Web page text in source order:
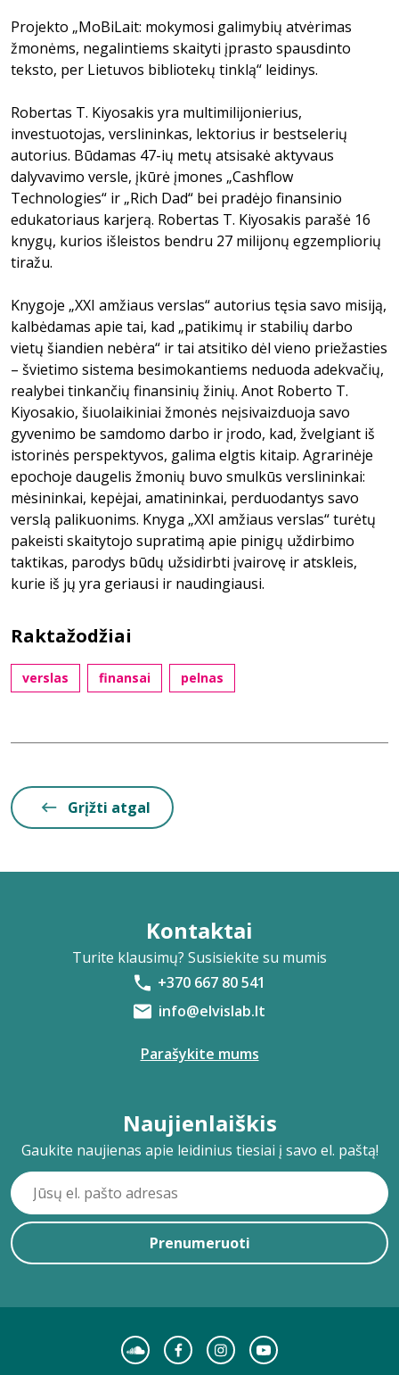
Projekto „MoBiLait: mokymosi galimybių atvėrimas
žmonėms, negalintiems skaityti įprasto spausdinto
teksto, per Lietuvos bibliotekų tinklą“ leidinys.
Robertas T. Kiyosakis yra multimilijonierius,
investuotojas, verslininkas, lektorius ir bestselerių
autorius. Būdamas 47-ių metų atsisakė aktyvaus
dalyvavimo versle, įkūrė įmones „Cashflow
Technologies“ ir „Rich Dad“ bei pradėjo finansinio
edukatoriaus karjerą. Robertas T. Kiyosakis parašė 16
knygų, kurios išleistos bendru 27 milijonų egzempliorių
tiražu.
Knygoje „XXI amžiaus verslas“ autorius tęsia savo misiją,
kalbėdamas apie tai, kad „patikimų ir stabilių darbo
vietų šiandien nebėra“ ir tai atsitiko dėl vieno priežasties
– švietimo sistema besimokantiems neduoda adekvačių,
realybei tinkančių finansinių žinių. Anot Roberto T.
Kiyosakio, šiuolaikiniai žmonės neįsivaizduoja savo
gyvenimo be samdomo darbo ir įrodo, kad, žvelgiant iš
istorinės perspektyvos, galima elgtis kitaip. Agrarinėje
epochoje daugelis žmonių buvo smulkūs verslininkai:
mėsininkai, kepėjai, amatininkai, perduodantys savo
verslą palikuonims. Knyga „XXI amžiaus verslas“ turėtų
pakeisti skaitytojo supratimą apie pinigų uždirbimo
taktikas, parodys būdų užsidirbti įvairovę ir atskleis,
kurie iš jų yra geriausi ir naudingiausi.
Raktažodžiai
verslas finansai pelnas
Grįžti atgal
Kontaktai
Turite klausimų? Susisiekite su mumis
+370 667 80 541
info@elvislab.lt
Parašykite mums
Naujienlaiškis
Gaukite naujienas apie leidinius tiesiai į savo el. paštą!
Prenumeruoti